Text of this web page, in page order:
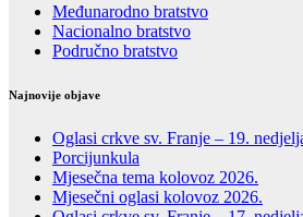
Međunarodno bratstvo
Nacionalno bratstvo
Područno bratstvo
Najnovije objave
Oglasi crkve sv. Franje – 19.
Porcijunkula
Mjesečna tema kolovoz 2026.
Mjesečni oglasi kolovoz 2026.